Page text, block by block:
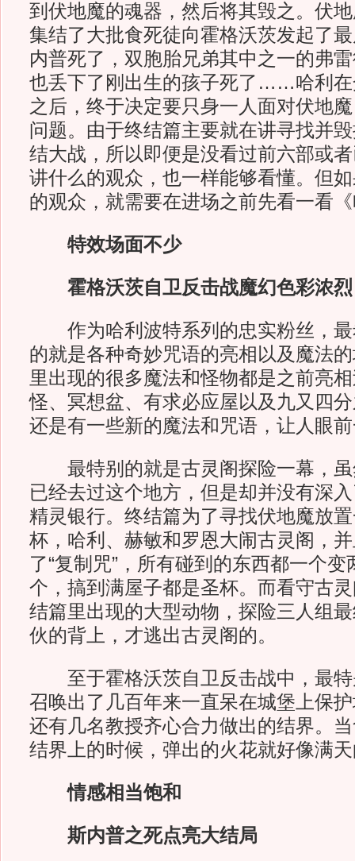
到伏地魔的魂器，然后将其毁之。伏
集结了大批食死徒向霍格沃茨发起了
内普死了，双胞胎兄弟其中之一的弗
也丢下了刚出生的孩子死了……哈利在
之后，终于决定要只身一人面对伏地
问题。由于终结篇主要就在讲寻找并
结大战，所以即便是没看过前六部或
讲什么的观众，也一样能够看懂。但
的观众，就需要在进场之前先看一看
特效场面不少
霍格沃茨自卫反击战魔幻色彩浓烈
作为哈利波特系列的忠实粉丝，最
的就是各种奇妙咒语的亮相以及魔法
里出现的很多魔法和怪物都是之前亮
怪、冥想盆、有求必应屋以及九又四
还是有一些新的魔法和咒语，让人眼
最特别的就是古灵阁探险一幕，虽
已经去过这个地方，但是却并没有深
精灵银行。终结篇为了寻找伏地魔放
杯，哈利、赫敏和罗恩大闹古灵阁，
了“复制咒”，所有碰到的东西都一个
个，搞到满屋子都是圣杯。而看守古
结篇里出现的大型动物，探险三人组
伙的背上，才逃出古灵阁的。
至于霍格沃茨自卫反击战中，最特
召唤出了几百年来一直呆在城堡上保
还有几名教授齐心合力做出的结界。
结界上的时候，弹出的火花就好像满
情感相当饱和
斯内普之死点亮大结局